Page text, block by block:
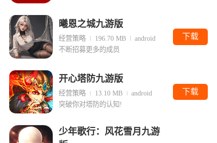
曦恩之城九游版
经营策略 196.70 MB
android
不断招募更多的成员
下载
开心塔防九游版
经营策略 13.10 MB
android
突破你对塔防的认知!
下载
少年歌行：风花雪月九游